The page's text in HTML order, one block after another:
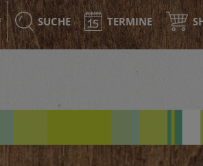
SUCHE TERMINE